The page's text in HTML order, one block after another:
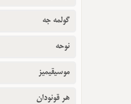
گولمه جه
نوحه
موسیقیمیز
هر قونودان